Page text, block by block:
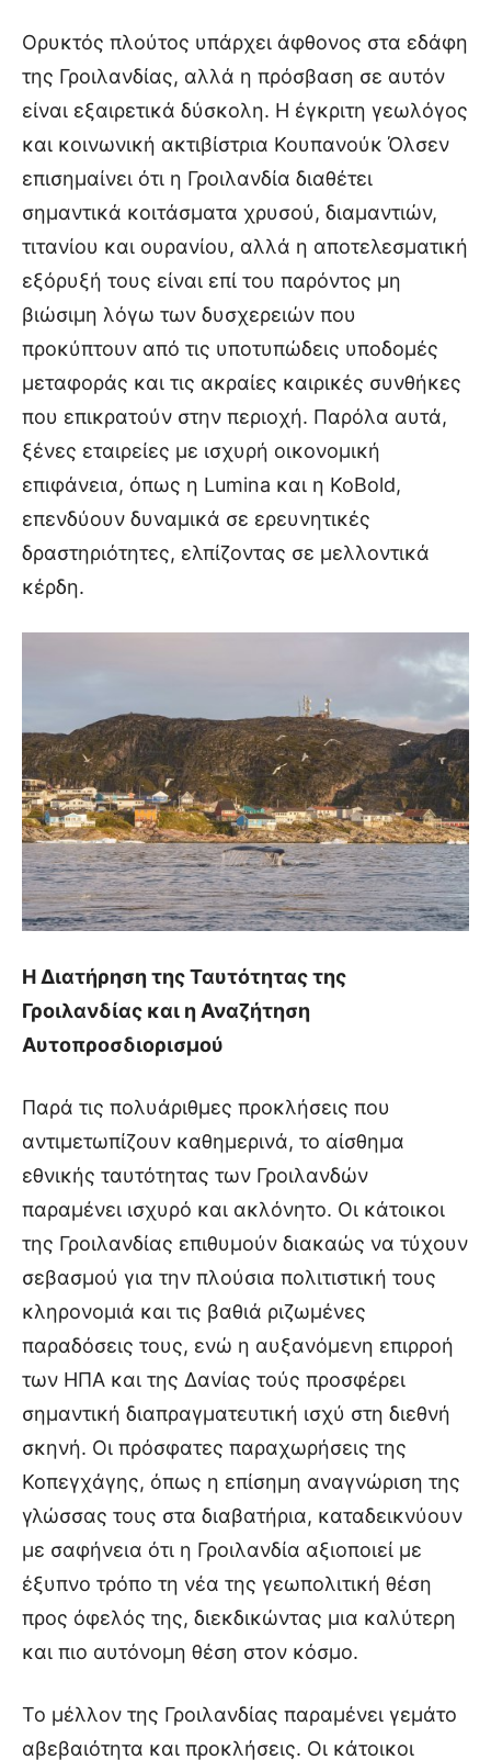
Ορυκτός πλούτος υπάρχει άφθονος στα εδάφη
της Γροιλανδίας, αλλά η πρόσβαση σε αυτόν
είναι εξαιρετικά δύσκολη. Η έγκριτη γεωλόγος
και κοινωνική ακτιβίστρια Κουπανούκ Όλσεν
επισημαίνει ότι η Γροιλανδία διαθέτει
σημαντικά κοιτάσματα χρυσού, διαμαντιών,
τιτανίου και ουρανίου, αλλά η αποτελεσματική
εξόρυξή τους είναι επί του παρόντος μη
βιώσιμη λόγω των δυσχερειών που
προκύπτουν από τις υποτυπώδεις υποδομές
μεταφοράς και τις ακραίες καιρικές συνθήκες
που επικρατούν στην περιοχή. Παρόλα αυτά,
ξένες εταιρείες με ισχυρή οικονομική
επιφάνεια, όπως η Lumina και η KoBold,
επενδύουν δυναμικά σε ερευνητικές
δραστηριότητες, ελπίζοντας σε μελλοντικά
κέρδη.
Η Διατήρηση της Ταυτότητας της
Γροιλανδίας και η Αναζήτηση
Αυτοπροσδιορισμού
Παρά τις πολυάριθμες προκλήσεις που
αντιμετωπίζουν καθημερινά, το αίσθημα
εθνικής ταυτότητας των Γροιλανδών
παραμένει ισχυρό και ακλόνητο. Οι κάτοικοι
της Γροιλανδίας επιθυμούν διακαώς να τύχουν
σεβασμού για την πλούσια πολιτιστική τους
κληρονομιά και τις βαθιά ριζωμένες
παραδόσεις τους, ενώ η αυξανόμενη επιρροή
των ΗΠΑ και της Δανίας τούς προσφέρει
σημαντική διαπραγματευτική ισχύ στη διεθνή
σκηνή. Οι πρόσφατες παραχωρήσεις της
Κοπεγχάγης, όπως η επίσημη αναγνώριση της
γλώσσας τους στα διαβατήρια, καταδεικνύουν
με σαφήνεια ότι η Γροιλανδία αξιοποιεί με
έξυπνο τρόπο τη νέα της γεωπολιτική θέση
προς όφελός της, διεκδικώντας μια καλύτερη
και πιο αυτόνομη θέση στον κόσμο.
Το μέλλον της Γροιλανδίας παραμένει γεμάτο
αβεβαιότητα και προκλήσεις. Οι κάτοικοι